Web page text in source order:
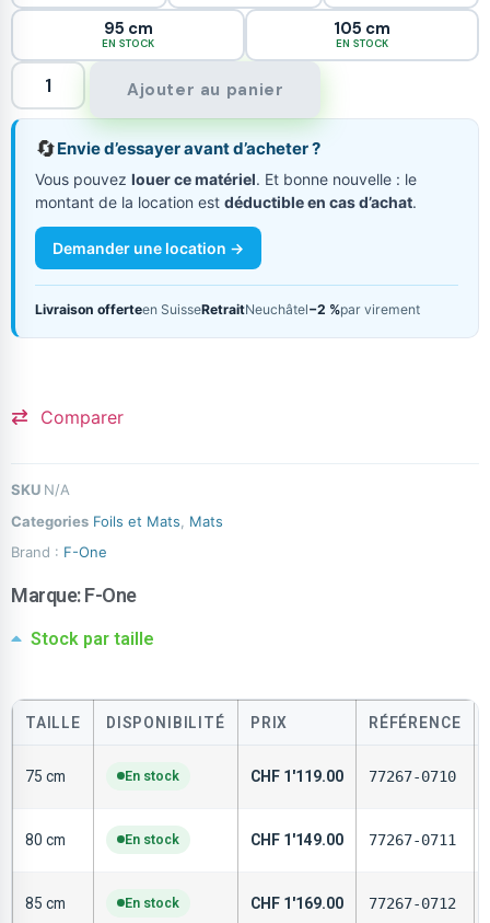
95 cm
EN STOCK
105 cm
EN STOCK
Ajouter au panier
🔄Envie d’essayer avant d’acheter ?
Vous pouvez louer ce matériel. Et bonne nouvelle : le
montant de la location est déductible en cas d’achat.
Demander une location →
Livraison offerteen SuisseRetraitNeuchâtel−2 %par virement
Comparer
SKU N/A
Categories Foils et Mats
Mats
Brand : F-One
Marque:F-One
Stock par taille
TAILLE DISPONIBILITÉ PRIX RÉFÉRENCE
75 cm En stock CHF 1'119.00 77267-0710
80 cm En stock CHF 1'149.00 77267-0711
85 cm En stock CHF 1'169.00 77267-0712